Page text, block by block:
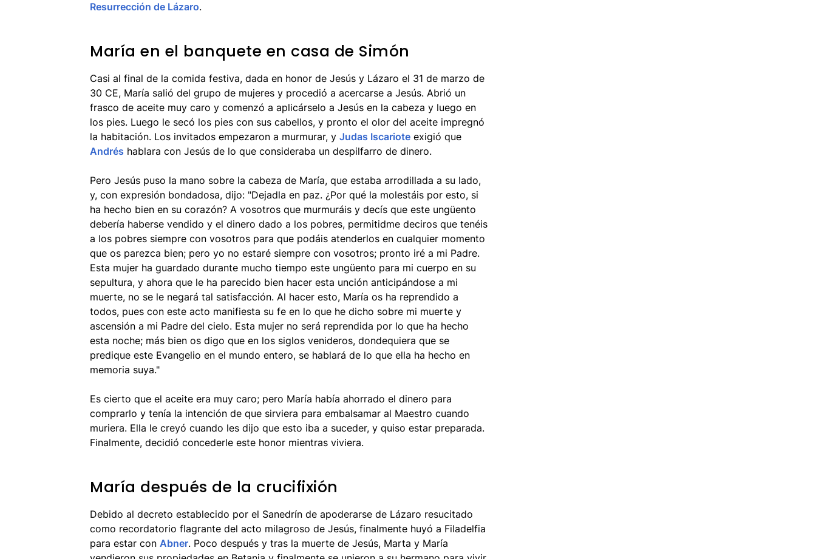
Resurrección de Lázaro.
María en el banquete en casa de Simón
Casi al final de la comida festiva, dada en honor de Jesús y Lázaro el 31 de marzo de
30 CE, María salió del grupo de mujeres y procedió a acercarse a Jesús. Abrió un
frasco de aceite muy caro y comenzó a aplicárselo a Jesús en la cabeza y luego en
los pies. Luego le secó los pies con sus cabellos, y pronto el olor del aceite impregnó
la habitación. Los invitados empezaron a murmurar, y Judas Iscariote exigió que
Andrés hablara con Jesús de lo que consideraba un despilfarro de dinero.
Pero Jesús puso la mano sobre la cabeza de María, que estaba arrodillada a su lado,
y, con expresión bondadosa, dijo: "Dejadla en paz. ¿Por qué la molestáis por esto, si
ha hecho bien en su corazón? A vosotros que murmuráis y decís que este ungüento
debería haberse vendido y el dinero dado a los pobres, permitidme deciros que tenéis
a los pobres siempre con vosotros para que podáis atenderlos en cualquier momento
que os parezca bien; pero yo no estaré siempre con vosotros; pronto iré a mi Padre.
Esta mujer ha guardado durante mucho tiempo este ungüento para mi cuerpo en su
sepultura, y ahora que le ha parecido bien hacer esta unción anticipándose a mi
muerte, no se le negará tal satisfacción. Al hacer esto, María os ha reprendido a
todos, pues con este acto manifiesta su fe en lo que he dicho sobre mi muerte y
ascensión a mi Padre del cielo. Esta mujer no será reprendida por lo que ha hecho
esta noche; más bien os digo que en los siglos venideros, dondequiera que se
predique este Evangelio en el mundo entero, se hablará de lo que ella ha hecho en
memoria suya."
Es cierto que el aceite era muy caro; pero María había ahorrado el dinero para
comprarlo y tenía la intención de que sirviera para embalsamar al Maestro cuando
muriera. Ella le creyó cuando les dijo que esto iba a suceder, y quiso estar preparada.
Finalmente, decidió concederle este honor mientras viviera.
María después de la crucifixión
Debido al decreto establecido por el Sanedrín de apoderarse de Lázaro resucitado
como recordatorio flagrante del acto milagroso de Jesús, finalmente huyó a Filadelfia
para estar con Abner. Poco después y tras la muerte de Jesús, Marta y María